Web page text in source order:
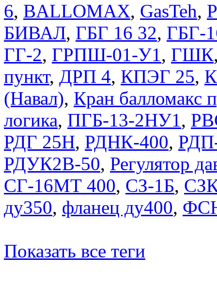
6, BALLOMAX, GasTeh,
БИВАЛ, ГБГ 16 32, ГБГ-
ГГ-2, ГРПШ-01-У1, ГШК
пункт, ДРП 4, КПЭГ 25,
(Навал), Кран балломакс
логика, ПГБ-13-2НУ1,
РДГ 25Н, РДНК-400,
РДУК2В-50, Регулятор
СГ-16МТ 400, СЗ-1Б,
ду350, фланец ду400,
Показать все теги